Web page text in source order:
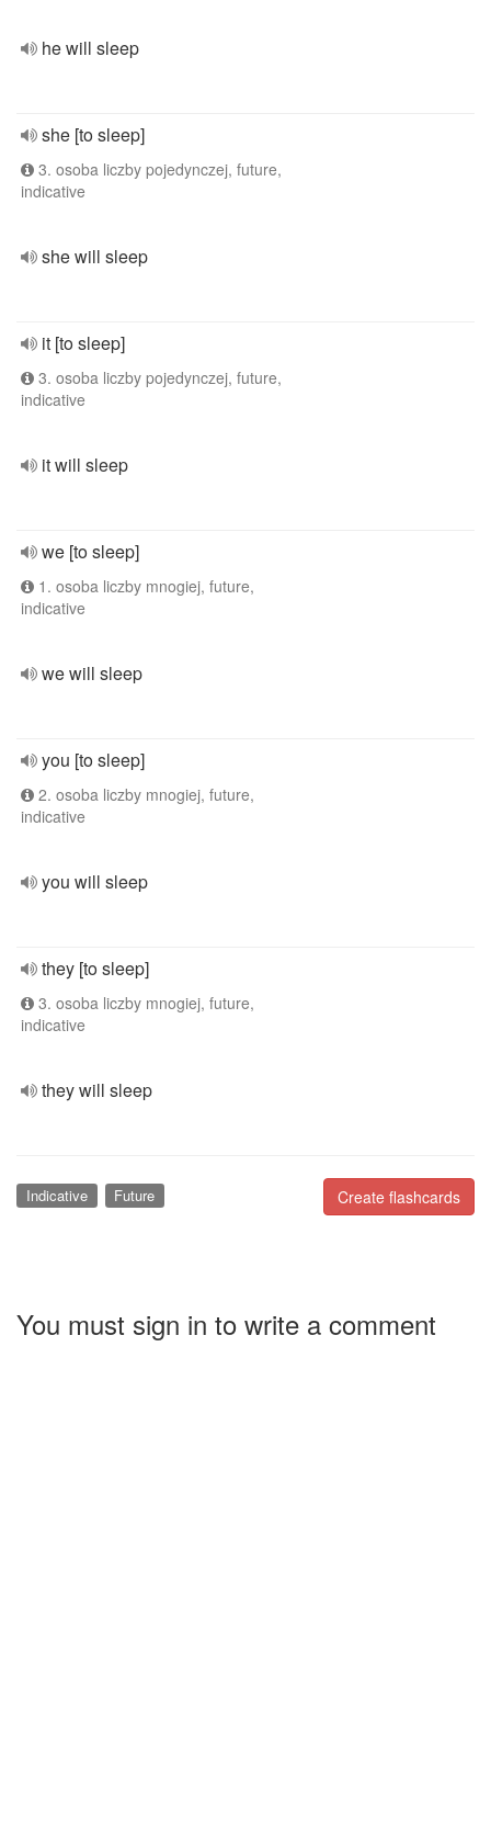
he will sleep
she [to sleep]
3. osoba liczby pojedynczej, future,
indicative
she will sleep
it [to sleep]
3. osoba liczby pojedynczej, future,
indicative
it will sleep
we [to sleep]
1. osoba liczby mnogiej, future,
indicative
we will sleep
you [to sleep]
2. osoba liczby mnogiej, future,
indicative
you will sleep
they [to sleep]
3. osoba liczby mnogiej, future,
indicative
they will sleep
Create flashcards
Indicative Future
You must sign in to write a comment